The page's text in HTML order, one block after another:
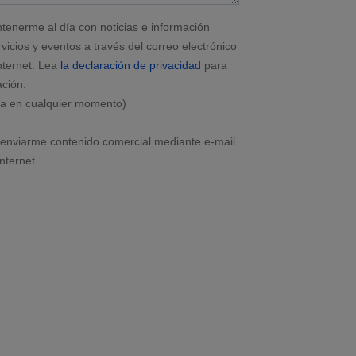
al día con noticias e información
y eventos a través del correo electrónico
Lea la declaración de privacidad para
en cualquier momento)
contenido comercial mediante e-mail